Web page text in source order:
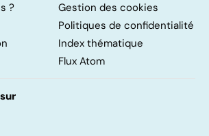
?
Gestion des cookies
Politiques de confidentialité
Index thématique
Flux Atom